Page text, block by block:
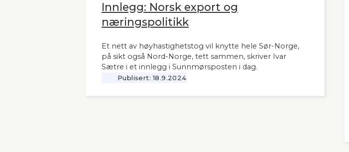
Innlegg: Norsk export og
næringspolitikk
Et nett av høyhastighetstog vil knytte hele Sør-Norge,
på sikt også Nord-Norge, tett sammen, skriver Ivar
Sætre i et innlegg i Sunnmørsposten i dag.
Publisert: 18.9.2024